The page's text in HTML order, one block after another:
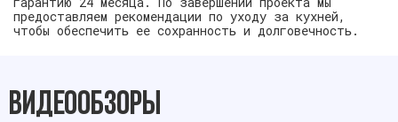
предоставляем рекомендации по уходу за кухней,
чтобы обеспечить ее сохранность и долговечность.
Видеообзоры